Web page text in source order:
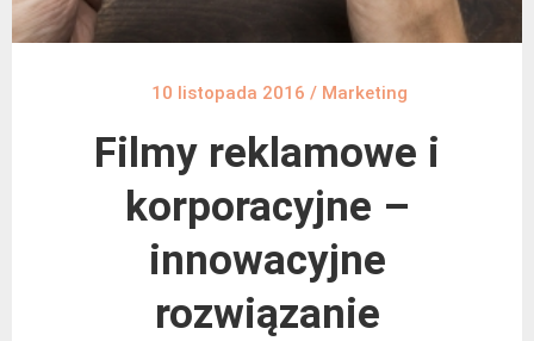
10 listopada 2016 / Marketing
Filmy reklamowe i
korporacyjne –
innowacyjne
rozwiązanie